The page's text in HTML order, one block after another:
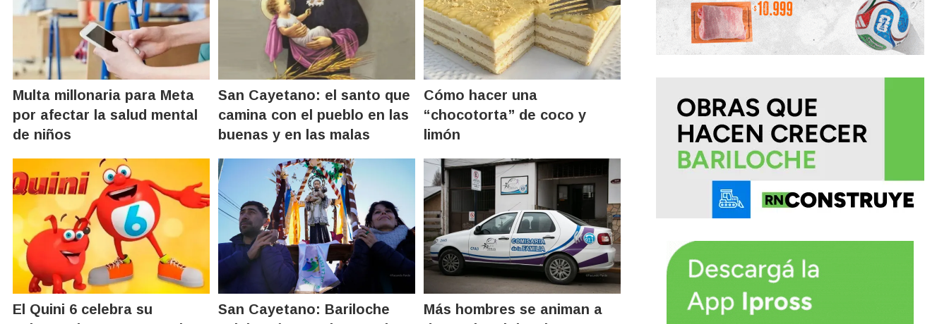
Multa millonaria para Meta
por afectar la salud mental
de niños
San Cayetano: el santo que
camina con el pueblo en las
buenas y en las malas
Cómo hacer una
“chocotorta” de coco y
limón
El Quini 6 celebra su
San Cayetano: Bariloche
Más hombres se animan a